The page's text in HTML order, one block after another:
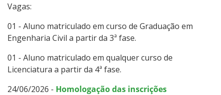
Vagas:
01 - Aluno matriculado em curso de Graduação em
Engenharia Civil a partir da 3ª fase.
01 - Aluno matriculado em qualquer curso de
Licenciatura a partir da 4ª fase.
24/06/2026 - Homologação das inscrições